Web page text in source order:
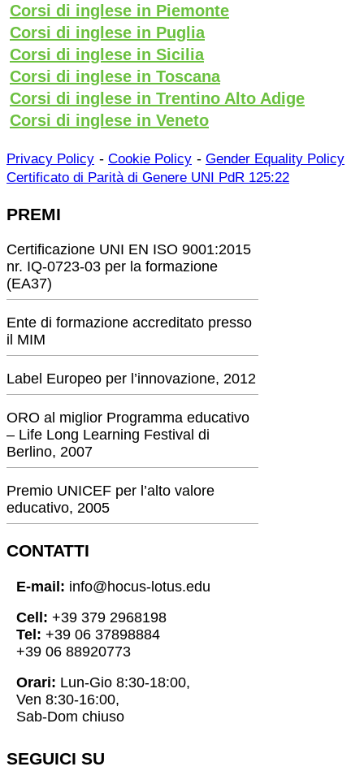
Corsi di inglese in Piemonte
Corsi di inglese in Puglia
Corsi di inglese in Sicilia
Corsi di inglese in Toscana
Corsi di inglese in Trentino Alto Adige
Corsi di inglese in Veneto
Privacy Policy - Cookie Policy - Gender Equality Policy
Certificato di Parità di Genere UNI PdR 125:22
PREMI
Certificazione UNI EN ISO 9001:2015
nr. IQ-0723-03 per la formazione
(EA37)
Ente di formazione accreditato presso
il MIM
Label Europeo per l’innovazione, 2012
ORO al miglior Programma educativo
– Life Long Learning Festival di
Berlino, 2007
Premio UNICEF per l’alto valore
educativo, 2005
CONTATTI
E-mail: info@hocus-lotus.edu
Cell: +39 379 2968198
Tel: +39 06 37898884
+39 06 88920773
Orari: Lun-Gio 8:30-18:00,
Ven 8:30-16:00,
Sab-Dom chiuso
SEGUICI SU